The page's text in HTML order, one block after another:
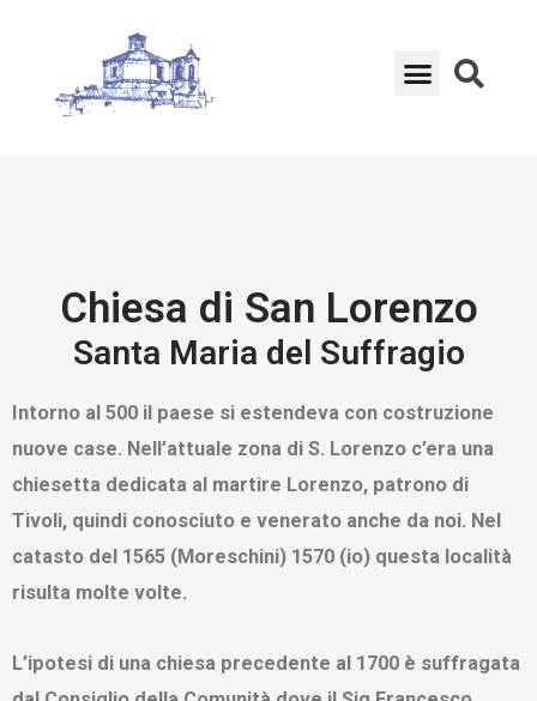
Chiesa di San Lorenzo
Santa Maria del Suffragio
Intorno al 500 il paese si estendeva con costruzione
nuove case. Nell’attuale zona di S. Lorenzo c’era una
chiesetta dedicata al martire Lorenzo, patrono di
Tivoli, quindi conosciuto e venerato anche da noi. Nel
catasto del 1565 (Moreschini) 1570 (io) questa località
risulta molte volte.
L’ipotesi di una chiesa precedente al 1700 è suffragata